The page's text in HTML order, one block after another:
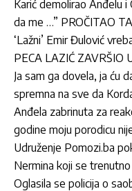
Karić demolirao Anđelu i
da me …” PROČITAO
‘Lažni’ Emir Đulović
PECA LAZIĆ ZAVRŠIO
Ja sam ga dovela, ja ću
spremna na sve da
Anđela zabrinuta za
godine moju porodicu
Udruženje Pomozi.ba
Nermina koji se
Oglasila se policija o